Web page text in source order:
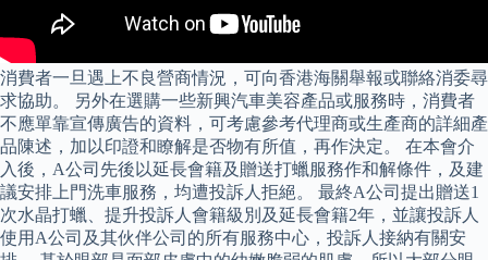
消費者一旦遇上不良營商情況，可向香港海關舉報或聯絡消委尋
求協助。 另外在選購一些新興汽車美容產品或服務時，消費者
不應單靠宣傳廣告的資料，可考慮參考代理商或生產商的詳細產
品陳述，加以印證和瞭解是否物有所值，再作決定。 在本會介
入後，A公司先後以延長會籍及贈送打蠟服務作和解條件，及建
議安排上門洗車服務，均遭投訴人拒絕。 最終A公司提出贈送1
次水晶打蠟、提升投訴人會籍級別及延長會籍2年，並讓投訴人
使用A公司及其伙伴公司的所有服務中心，投訴人接納有關安